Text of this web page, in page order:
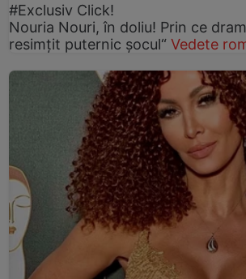
#Exclusiv Click!
Nouria Nouri, în doliu! Prin ce
resimțit puternic șocul“ Vedete